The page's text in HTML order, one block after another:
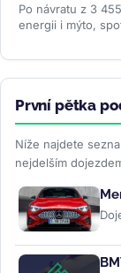
Po návratu z 3
energii i mýto,
První pětka
Níže najdete
nejdelším